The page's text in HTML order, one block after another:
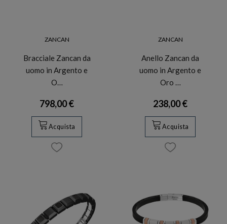
ZANCAN
Bracciale Zancan da
uomo in Argento e
O…
798,00 €
Acquista
ZANCAN
Anello Zancan da
uomo in Argento e
Oro …
238,00 €
Acquista